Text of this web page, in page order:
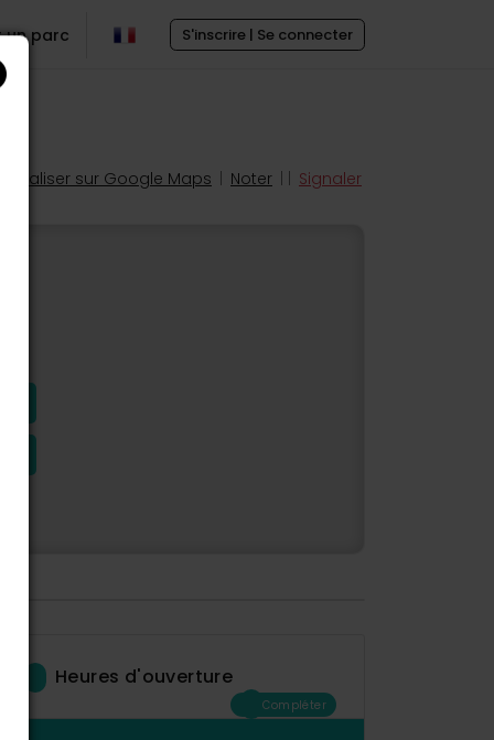
S'inscrire | Se connecter
un parc
Localiser sur Google Maps Noter Signaler
Heures d'ouverture
Compléter